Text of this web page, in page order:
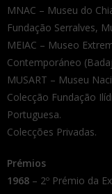
MNAC – Museu do
Fundação Serralves,
MEIAC – Museo
Contemporáneo
MUSART – Museu
Colecção Fundação
Portuguesa.
Colecções Privadas.
Prémios
1968 – 2º Prémio da